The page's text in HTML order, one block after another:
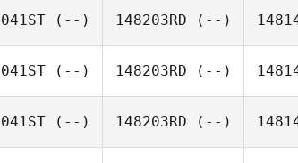
(--) 148203RD (--)
(--) 148203RD (--)
(--) 148203RD (--)